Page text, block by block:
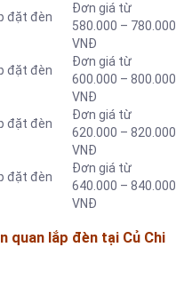
đặt đèn
Đơn giá từ
580.000 – 780.000
VNĐ
đặt đèn
Đơn giá từ
600.000 – 800.000
VNĐ
đặt đèn
Đơn giá từ
620.000 – 820.000
VNĐ
đặt đèn
Đơn giá từ
640.000 – 840.000
VNĐ
quan lắp đèn tại Củ Chi